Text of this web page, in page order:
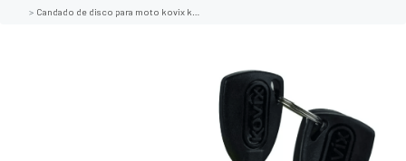
Candado de disco para moto kovix kvz2 amarillo fluor 14mm seguridad